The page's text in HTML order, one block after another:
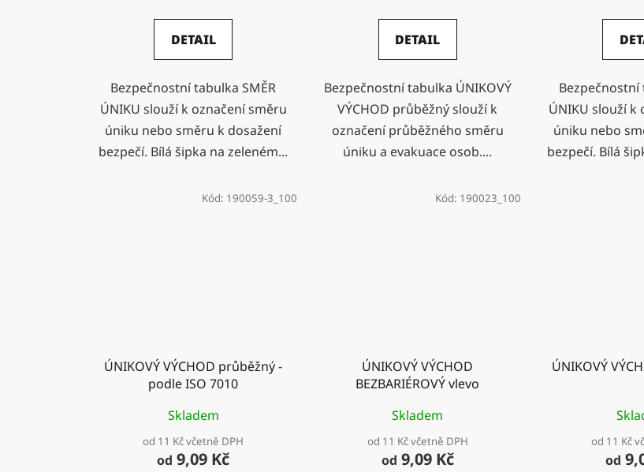
DETAIL
Bezpečnostní tabulka SMĚR
ÚNIKU slouží k označení směru
úniku nebo směru k dosažení
bezpečí. Bílá šipka na zeleném...
DETAIL
Bezpečnostní tabulka ÚNIKOVÝ
VÝCHOD průběžný slouží k
označení průběžného směru
úniku a evakuace osob....
Bezpečnostní
ÚNIKU slouží k
úniku nebo
bezpečí. Bílá
ÚNIKOVÝ VÝCHOD průběžný -
podle ISO 7010
Skladem
od 11 Kč včetně DPH
od 9,09 Kč
Kód: 190059-3_100
ÚNIKOVÝ VÝCHOD
BEZBARIÉROVÝ vlevo
Skladem
od 11 Kč včetně DPH
od 9,09 Kč
Kód: 190023_100
ÚNIKOVÝ
od 11 Kč
od